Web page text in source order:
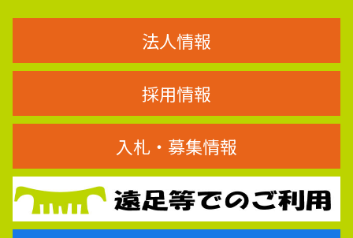
法人情報
採用情報
入札・募集情報